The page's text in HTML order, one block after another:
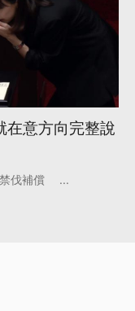
在意方向完整說
禁伐補償 ...